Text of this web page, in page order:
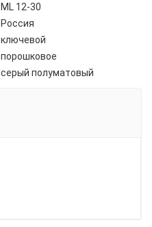
ML 12-30
Россия
ключевой
порошковое
серый полуматовый